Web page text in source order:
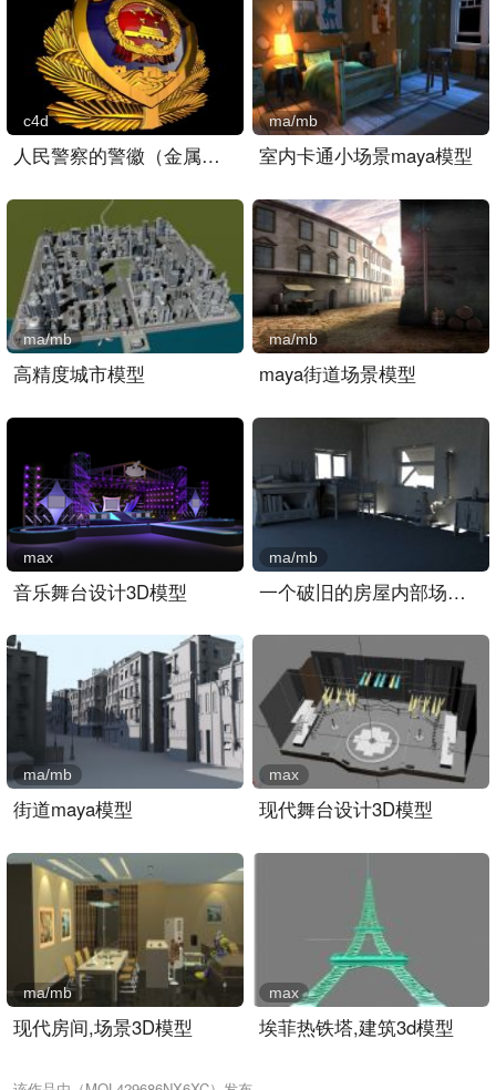
人民警察的警徽（金属材质）..
c4d
室内卡通小场景maya模型
ma/mb
高精度城市模型
ma/mb
maya街道场景模型
ma/mb
音乐舞台设计3D模型
max
一个破旧的房屋内部场景ma..
ma/mb
街道maya模型
ma/mb
现代舞台设计3D模型
max
现代房间,场景3D模型
ma/mb
埃菲热铁塔,建筑3d模型
max